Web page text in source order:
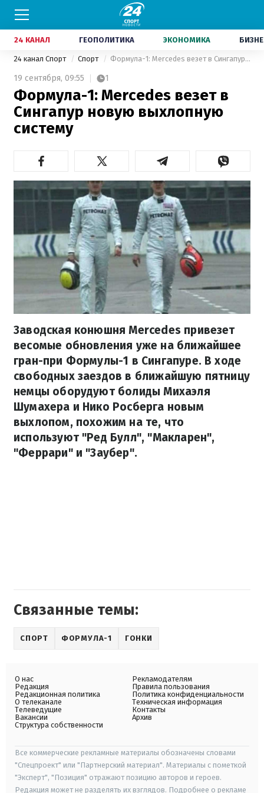
24 КАНАЛ ГЕОПОЛИТИКА ЭКОНОМИКА
24 канал Спорт Спорт Формула-1: Mercedes везет в Сингапур новую выхлопную систему
19 сентября, 09:55 1
Формула-1: Mercedes везет в
Сингапур новую выхлопную
систему
Заводская конюшня Mercedes привезет
весомые обновления уже на ближайшее
гран-при Формулы-1 в Сингапуре. В ходе
свободных заездов в ближайшую пятницу
немцы оборудуют болиды Михаэля
Шумахера и Нико Росберга новым
выхлопом, похожим на те, что
используют "Ред Булл", "Макларен",
"Феррари" и "Заубер".
Связанные темы:
СПОРТ ФОРМУЛА-1 ГОНКИ
О нас
Редакция
Редакционная политика
О телеканале
Телеведущие
Вакансии
Структура собственности
Рекламодателям
Правила пользования
Политика конфиденциальности
Техническая информация
Контакты
Архив
Все коммерческие рекламные материалы обозначены словами
"Спецпроект" или "Партнерский материал". Материалы с пометкой
"Эксперт", "Позиция" отражают позицию авторов и героев.
Редакция может не разделять их взглядов. Подробнее о рекламе